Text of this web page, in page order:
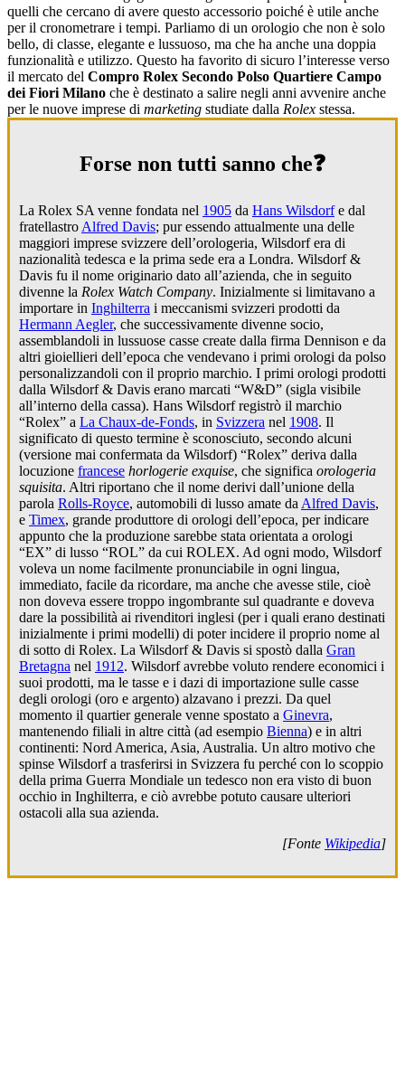
quelli che cercano di avere questo accessorio poiché è utile anche
per il cronometrare i tempi. Parliamo di un orologio che non è solo
bello, di classe, elegante e lussuoso, ma che ha anche una doppia
funzionalità e utilizzo. Questo ha favorito di sicuro l’interesse verso
il mercato del Compro Rolex Secondo Polso Quartiere Campo
dei Fiori Milano che è destinato a salire negli anni avvenire anche
per le nuove imprese di marketing studiate dalla Rolex stessa.
Forse non tutti sanno che❓
La Rolex SA venne fondata nel 1905 da Hans Wilsdorfe dal
fratellastro Alfred Davis; pur essendo attualmente una delle
maggiori imprese svizzere dell’orologeria, Wilsdorf era di
nazionalità tedesca e la prima sede era a Londra. Wilsdorf &
Davis fu il nome originario dato all’azienda, che in seguito
divenne la Rolex Watch Company. Inizialmente si limitavano a
importare in Inghilterra i meccanismi svizzeri prodotti da
Hermann Aegler, che successivamente divenne socio,
assemblandoli in lussuose casse create dalla firma Dennison e da
altri gioiellieri dell’epoca che vendevano i primi orologi da polso
personalizzandoli con il proprio marchio. I primi orologi prodotti
dalla Wilsdorf & Davis erano marcati “W&D” (sigla visibile
all’interno della cassa). Hans Wilsdorf registrò il marchio
“Rolex” a La Chaux-de-Fonds, in Svizzera nel 1908. Il
significato di questo termine è sconosciuto, secondo alcuni
(versione mai confermata da Wilsdorf) “Rolex” deriva dalla
locuzione francese horlogerie exquise, che significa orologeria
squisita. Altri riportano che il nome derivi dall’unione della
parola Rolls-Royce, automobili di lusso amate da Alfred Davis,
e Timex, grande produttore di orologi dell’epoca, per indicare
appunto che la produzione sarebbe stata orientata a orologi
“EX” di lusso “ROL” da cui ROLEX. Ad ogni modo, Wilsdorf
voleva un nome facilmente pronunciabile in ogni lingua,
immediato, facile da ricordare, ma anche che avesse stile, cioè
non doveva essere troppo ingombrante sul quadrante e doveva
dare la possibilità ai rivenditori inglesi (per i quali erano destinati
inizialmente i primi modelli) di poter incidere il proprio nome al
di sotto di Rolex. La Wilsdorf & Davis si spostò dalla Gran
Bretagna nel 1912. Wilsdorf avrebbe voluto rendere economici i
suoi prodotti, ma le tasse e i dazi di importazione sulle casse
degli orologi (oro e argento) alzavano i prezzi. Da quel
momento il quartier generale venne spostato a Ginevra,
mantenendo filiali in altre città (ad esempio Bienna) e in altri
continenti: Nord America, Asia, Australia. Un altro motivo che
spinse Wilsdorf a trasferirsi in Svizzera fu perché con lo scoppio
della prima Guerra Mondiale un tedesco non era visto di buon
occhio in Inghilterra, e ciò avrebbe potuto causare ulteriori
ostacoli alla sua azienda.
[Fonte Wikipedia]